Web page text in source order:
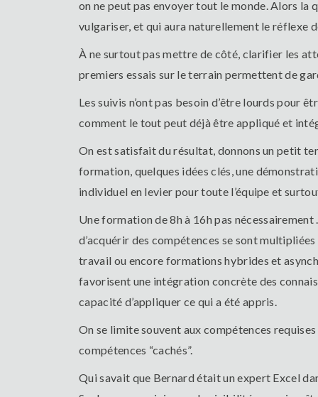
on ne peut pas envoyer tout le monde. Alors la
vulgariser, et qui aura naturellement le réflexe
À ne surtout pas mettre de côté, clarifier les
premiers essais sur le terrain permettent de
Les suivis n’ont pas besoin d’être lourds pour
comment le tout peut déjà être appliqué et
On est satisfait du résultat, donnons un petit
formation, quelques idées clés, une
individuel en levier pour toute l’équipe et
Une formation de 8h à 16h pas
d’acquérir des compétences se sont
travail ou encore formations hybrides et
favorisent une intégration concrète des
capacité d’appliquer ce qui a été appris.
On se limite souvent aux compétences
compétences “cachés”.
Qui savait que Bernard était un expert Excel